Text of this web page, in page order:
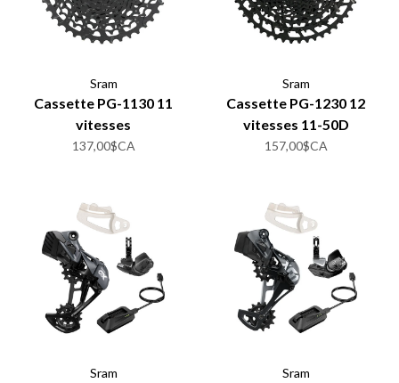
Sram
Cassette PG-1130 11
vitesses
137,00$CA
Sram
Cassette PG-1230 12
vitesses 11-50D
157,00$CA
Sram Sram